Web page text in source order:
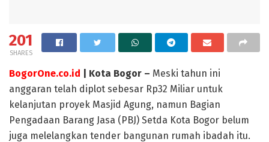
201
SHARES
BogorOne.co.id | Kota Bogor – Meski tahun ini
anggaran telah diplot sebesar Rp32 Miliar untuk
kelanjutan proyek Masjid Agung, namun Bagian
Pengadaan Barang Jasa (PBJ) Setda Kota Bogor belum
juga melelangkan tender bangunan rumah ibadah itu.